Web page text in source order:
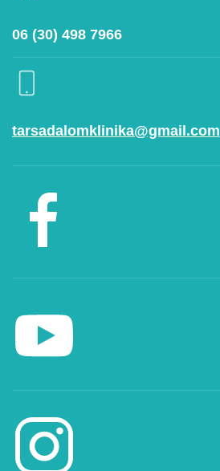
06 (30) 498 7966
tarsadalomklinika@gmail.com